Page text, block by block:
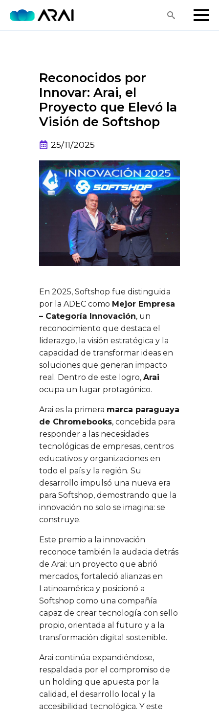
Search
Reconocidos por
Innovar: Arai, el
Proyecto que Elevó la
Visión de Softshop
25/11/2025
En 2025, Softshop fue distinguida
por la ADEC como Mejor Empresa
– Categoría Innovación, un
reconocimiento que destaca el
liderazgo, la visión estratégica y la
capacidad de transformar ideas en
soluciones que generan impacto
real. Dentro de este logro, Arai
ocupa un lugar protagónico.
Arai es la primera marca paraguaya
de Chromebooks, concebida para
responder a las necesidades
tecnológicas de empresas, centros
educativos y organizaciones en
todo el país y la región. Su
desarrollo impulsó una nueva era
para Softshop, demostrando que la
innovación no solo se imagina: se
construye.
Este premio a la innovación
reconoce también la audacia detrás
de Arai: un proyecto que abrió
mercados, fortaleció alianzas en
Latinoamérica y posicionó a
Softshop como una compañía
capaz de crear tecnología con sello
propio, orientada al futuro y a la
transformación digital sostenible.
Arai continúa expandiéndose,
respaldada por el compromiso de
un holding que apuesta por la
calidad, el desarrollo local y la
accesibilidad tecnológica. Y este